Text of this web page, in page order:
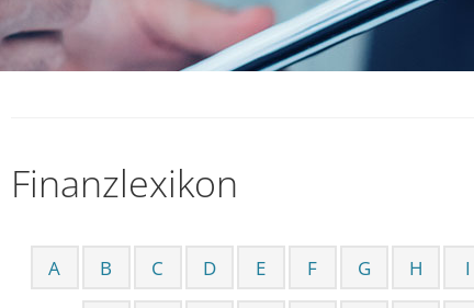
Finanzlexikon
A B C D E F G H I